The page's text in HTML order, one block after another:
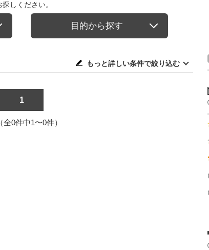
しください。
目的から探す
もっと詳しい条件で絞り込む
1
全0件中1〜0件）